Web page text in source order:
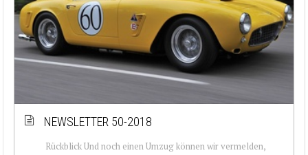
NEWSLETTER 50-2018
Rückblick Und noch einen Umzug können wir vermelden,